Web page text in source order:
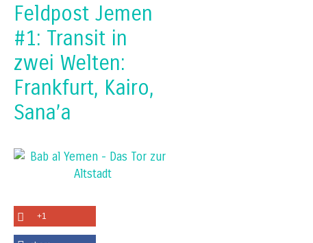
Feldpost Jemen
#1: Transit in
zwei Welten:
Frankfurt, Kairo,
Sana’a
+1